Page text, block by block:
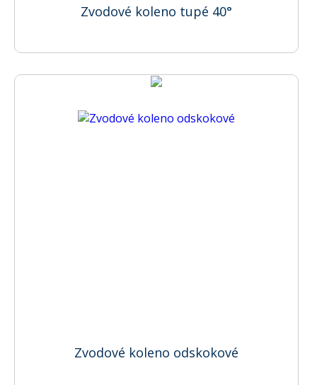
Zvodové koleno tupé 40°
Zvodové koleno odskokové